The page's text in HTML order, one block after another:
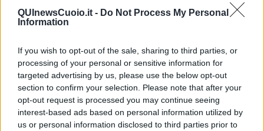
QUInewsCuoio.it - Do Not Process My Personal
Information
If you wish to opt-out of the sale, sharing to third parties, or
processing of your personal or sensitive information for
targeted advertising by us, please use the below opt-out
section to confirm your selection. Please note that after your
opt-out request is processed you may continue seeing
interest-based ads based on personal information utilized by
us or personal information disclosed to third parties prior to
​Il ripristino della natura secondo la legge e l’impegno dei
Cittadini
Il nesso tra cambiamenti climatici e salute umana
Tutti morimmo a stento (2)
​Tutti morimmo a stento (1)
IL CORRIDOIO BLU il resoconto del convegno
Un manuale essenziale per seguire il CORRIDOIO BLU
Il corridoio blu
​Il cronoprogramma ottimale verso il full electric sui traghetti
​I costi dell’adeguamento al cold ironing